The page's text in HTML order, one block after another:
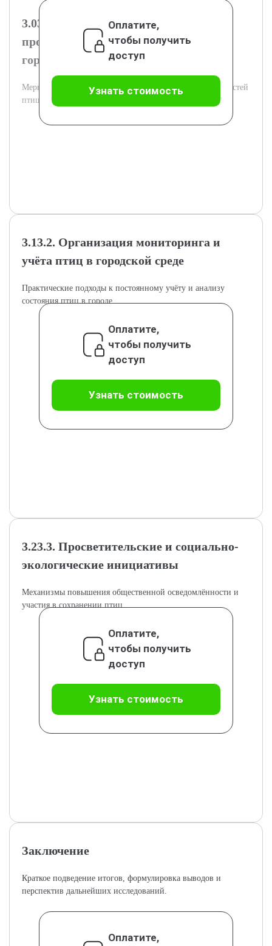
3.03.1. Рекомендации по
проектированию и озеленению
городской застройки
Меры по улучшению городской среды с учётом потребностей
птиц и биоразнообразия.
Оплатите,
чтобы получить
доступ
Узнать стоимость
3.13.2. Организация мониторинга и
учёта птиц в городской среде
Практические подходы к постоянному учёту и анализу
состояния птиц в городе.
Оплатите,
чтобы получить
доступ
Узнать стоимость
3.23.3. Просветительские и социально-
экологические инициативы
Механизмы повышения общественной осведомлённости и
участия в сохранении птиц.
Оплатите,
чтобы получить
доступ
Узнать стоимость
Заключение
Краткое подведение итогов, формулировка выводов и
перспектив дальнейших исследований.
Оплатите,